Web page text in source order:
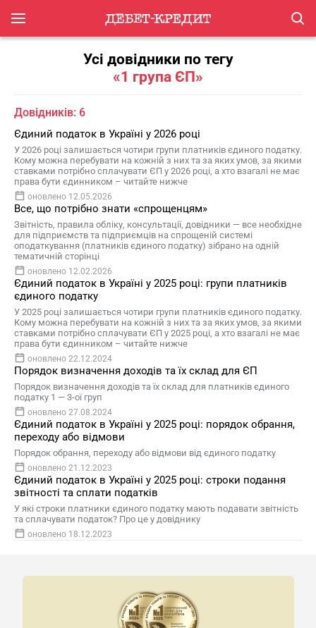
Усі довідники по тегу
«1 група ЄП»
Довідників: 6
Єдиний податок в Україні у 2026 році
У 2026 році залишається чотири групи платників єдиного податку.
Кому можна перебувати на кожній з них та за яких умов, за якими
ставками потрібно сплачувати ЄП у 2026 році, а хто взагалі не має
права бути єдинником – читайте нижче
оновлено 12.05.2026
Все, що потрібно знати «спрощенцям»
Звітність, правила обліку, консультації, довідники — все необхідне
для підприємств та підприємців на спрощеній системі
оподаткування (платників єдиного податку) зібрано на одній
тематичній сторінці
оновлено 12.02.2026
Єдиний податок в Україні у 2025 році: групи платників
єдиного податку
У 2025 році залишається чотири групи платників єдиного податку.
Кому можна перебувати на кожній з них та за яких умов, за якими
ставками потрібно сплачувати ЄП у 2025 році, а хто взагалі не має
права бути єдинником – читайте нижче
оновлено 22.12.2024
Порядок визначення доходів та їх склад для ЄП
Порядок визначення доходів та їх склад для платників єдиного
податку 1 — 3-ої груп
оновлено 27.08.2024
Єдиний податок в Україні у 2025 році: порядок обрання,
переходу або відмови
Порядок обрання, переходу або відмови від єдиного податку
оновлено 21.12.2023
Єдиний податок в Україні у 2025 році: строки подання
звітності та сплати податків
У які строки платники єдиного податку мають подавати звітність
та сплачувати податок? Про це у довіднику
оновлено 18.12.2023